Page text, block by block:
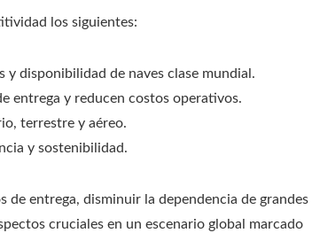
los siguientes:
y disponibilidad de naves clase mundial.
entrega y reducen costos operativos.
terrestre y aéreo.
y sostenibilidad.
de entrega, disminuir la dependencia de grandes
cruciales en un escenario global marcado